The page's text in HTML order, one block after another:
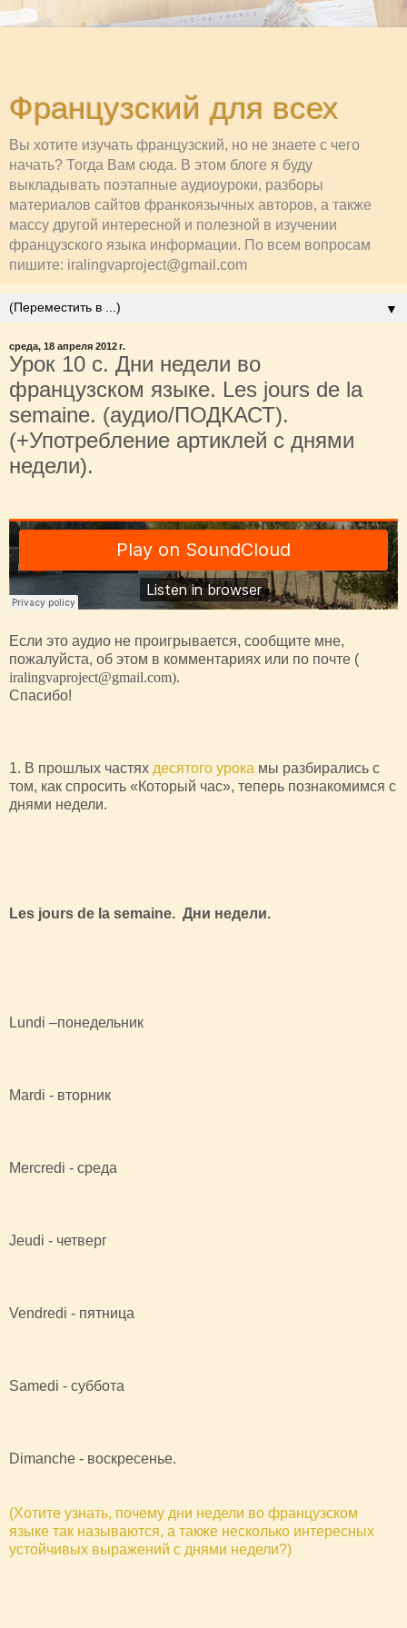
Французский для всех
Вы хотите изучать французский, но не знаете с чего
начать? Тогда Вам сюда. В этом блоге я буду
выкладывать поэтапные аудиоуроки, разборы
материалов сайтов франкоязычных авторов, а также
массу другой интересной и полезной в изучении
французского языка информации. По всем вопросам
пишите: iralingvaproject@gmail.com
▼
среда, 18 апреля 2012 г.
Урок 10 с. Дни недели во
французском языке. Les jours de la
semaine. (аудио/ПОДКАСТ).
(+Употребление артиклей с днями
недели).
Если это аудио не проигрывается, сообщите мне,
пожалуйста, об этом в комментариях или по почте (
iralingvaproject@gmail.com).
Спасибо!
1. В прошлых частях десятого урока мы разбирались с
том, как спросить «Который час», теперь познакомимся с
днями недели.
Les jours de la semaine. Дни недели.
Lundi –понедельник
Mardi - вторник
Mercredi - среда
Jeudi - четверг
Vendredi - пятница
Samedi - суббота
Dimanche - воскресенье.
(Хотите узнать, почему дни недели во французском
языке так называются, а также несколько интересных
устойчивых выражений с днями недели?)